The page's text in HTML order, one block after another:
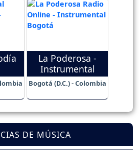
La Poderosa -
Instrumental
Bogotá (D.C.) - Colombia
DE MÚSICA